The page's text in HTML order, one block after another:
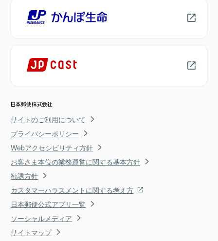
サイトのご利用について
プライバシーポリシー
Webアクセシビリティ方針
お客さま本位の業務運営に関する基本方針
勧誘方針
カスタマーハラスメントに関する考え方
日本郵便公式アプリ一覧
ソーシャルメディア
サイトマップ